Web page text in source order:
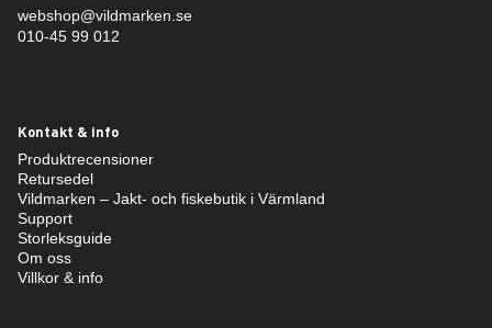
webshop@vildmarken.se
010-45 99 012
Kontakt & info
Produktrecensioner
Retursedel
Vildmarken – Jakt- och fiskebutik i Värmland
Support
Storleksguide
Om oss
Villkor & info